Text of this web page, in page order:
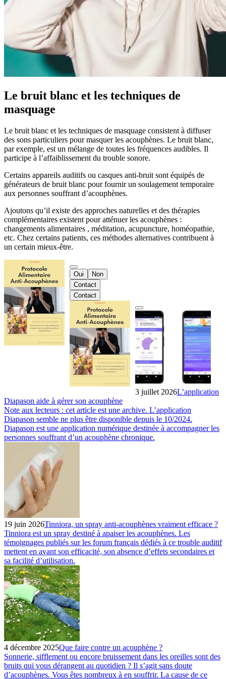
Le bruit blanc et les techniques de
masquage
Le bruit blanc et les techniques de masquage consistent à diffuser
des sons particuliers pour masquer les acouphènes. Le bruit blanc,
par exemple, est un mélange de toutes les fréquences audibles. Il
participe à l’affaiblissement du trouble sonore.
Certains appareils auditifs ou casques anti-bruit sont équipés de
générateurs de bruit blanc pour fournir un soulagement temporaire
aux personnes souffrant d’acouphènes.
Ajoutons qu’il existe des approches naturelles et des thérapies
complémentaires existent pour atténuer les acouphènes :
changements alimentaires , méditation, acupuncture, homéopathie,
etc. Chez certains patients, ces méthodes alternatives contribuent à
un certain mieux-être.
Oui
Non
Contact
Contact
3 juillet 2026L’application
Diapason aide à gérer son acouphène
Note aux lecteurs : cet article est une archive. L’application
Diapason semble ne plus être disponible depuis le 10/2024.
Diapason est une application numérique destinée à accompagner les
personnes souffrant d’un acouphène chronique.
19 juin 2026Tinniora, un spray anti-acouphènes vraiment efficace ?
Tinniora est un spray destiné à apaiser les acouphènes. Les
témoignages publiés sur les forum français dédiés à ce trouble auditif
mettent en avant son efficacité, son absence d’effets secondaires et
sa facilité d’utilisation.
4 décembre 2025Que faire contre un acouphène ?
Sonnerie, sifflement ou encore bruissement dans les oreilles sont des
bruits qui vous dérangent au quotidien ? Il s’agit sans doute
d’acouphènes. Vous êtes nombreux à en souffrir. La cause de ce